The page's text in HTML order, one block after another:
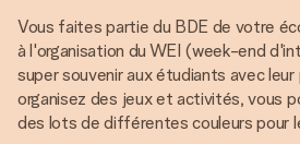
Vous faites partie du BDE de votre
à l'organisation du WEI (week-end
super souvenir aux étudiants avec
organisez des jeux et activités, vous
des lots de différentes couleurs pour